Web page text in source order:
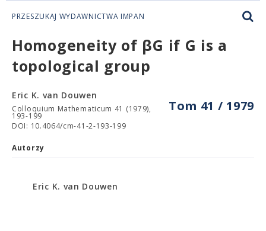
PRZESZUKAJ WYDAWNICTWA IMPAN
Homogeneity of βG if G is a
topological group
Tom 41 / 1979
Eric K. van Douwen
Colloquium Mathematicum 41 (1979),
193-199
DOI: 10.4064/cm-41-2-193-199
Autorzy
Eric K. van Douwen